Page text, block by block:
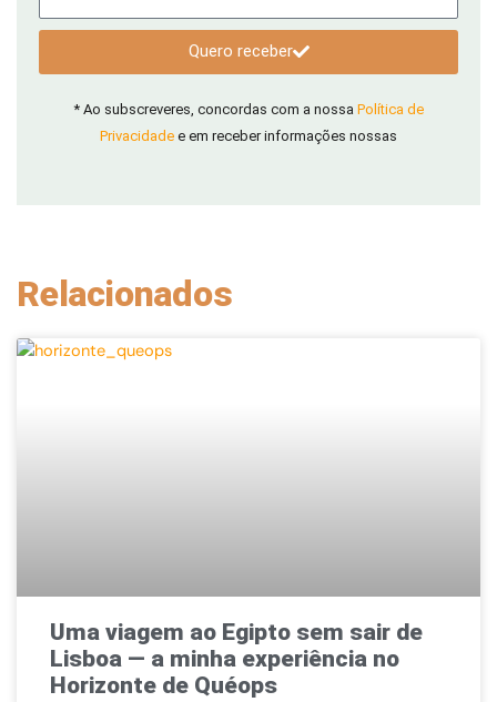
Quero receber
* Ao subscreveres, concordas com a nossa Política de
Privacidade e em receber informações nossas
Relacionados
Uma viagem ao Egipto sem sair de
Lisboa — a minha experiência no
Horizonte de Quéops